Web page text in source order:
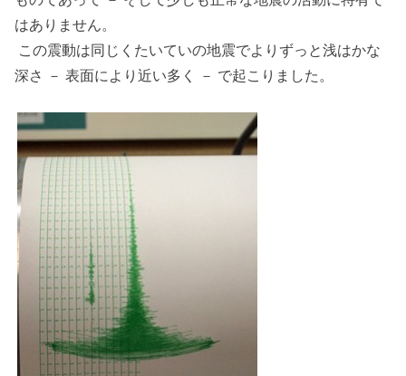
はありません。
この震動は同じくたいていの地震でよりずっと浅はかな
深さ － 表面により近い多く － で起こりました。